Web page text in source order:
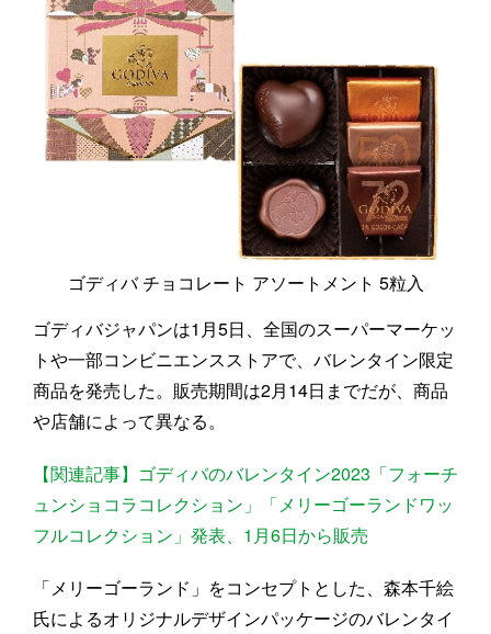
ゴディバ チョコレート アソートメント 5粒入
ゴディバジャパンは1月5日、全国のスーパーマーケッ
トや一部コンビニエンスストアで、バレンタイン限定
商品を発売した。販売期間は2月14日までだが、商品
や店舗によって異なる。
【関連記事】ゴディバのバレンタイン2023「フォーチ
ュンショコラコレクション」「メリーゴーランドワッ
フルコレクション」発表、1月6日から販売
「メリーゴーランド」をコンセプトとした、森本千絵
氏によるオリジナルデザインパッケージのバレンタイ